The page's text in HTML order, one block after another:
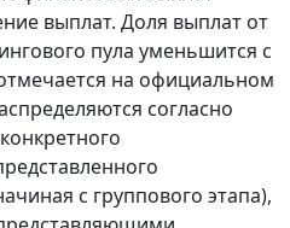
выплат. Доля выплат от
пула уменьшится с
на официальном
согласно
с группового этапа),